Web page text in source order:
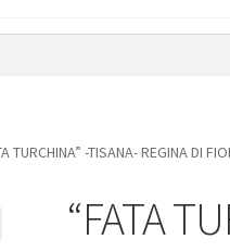
TURCHINA” -TISANA- REGINA DI
“FATA